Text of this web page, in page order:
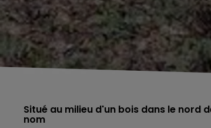
Situé au milieu d'un bois dans le nord
nom